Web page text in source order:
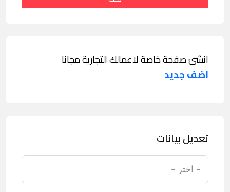
انشئ صفحة خاصة لاعمالك التجارية مجانا
اضف جديد
تعديل بيانات